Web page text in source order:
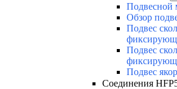
Подвесной
Обзор
Подвес
Подвес
Подвес
Соединения